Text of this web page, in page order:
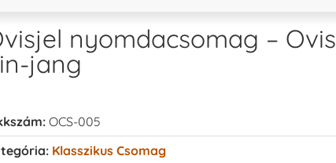
nyomdacsomag – Ovis
jang
OCS-005
Klasszikus Csomag